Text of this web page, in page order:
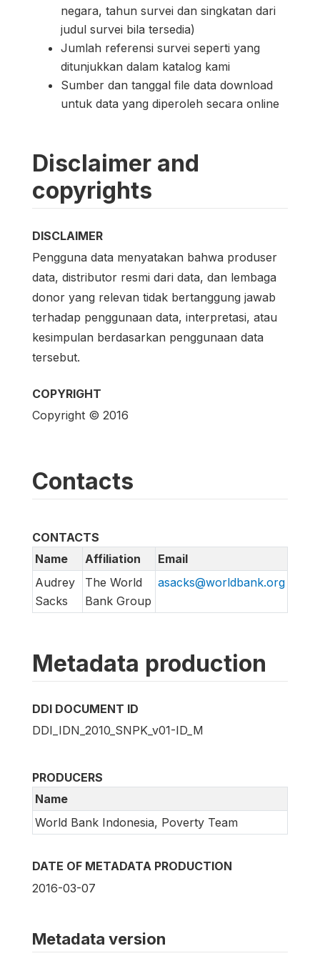
negara, tahun survei dan singkatan dari
judul survei bila tersedia)
Jumlah referensi survei seperti yang
ditunjukkan dalam katalog kami
Sumber dan tanggal file data download
untuk data yang diperoleh secara online
Disclaimer and
copyrights
DISCLAIMER
Pengguna data menyatakan bahwa produser
data, distributor resmi dari data, dan lembaga
donor yang relevan tidak bertanggung jawab
terhadap penggunaan data, interpretasi, atau
kesimpulan berdasarkan penggunaan data
tersebut.
COPYRIGHT
Copyright © 2016
Contacts
CONTACTS
Name
Affiliation
Email
Audrey
Sacks
The World
Bank Group
asacks@worldbank.org
Metadata production
DDI DOCUMENT ID
DDI_IDN_2010_SNPK_v01-ID_M
PRODUCERS
Name
World Bank Indonesia, Poverty Team
DATE OF METADATA PRODUCTION
2016-03-07
Metadata version